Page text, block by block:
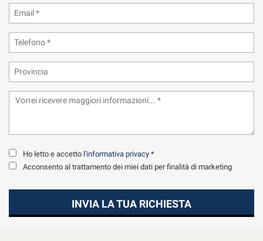
Ho letto e accetto l'informativa privacy *
Acconsento al trattamento dei miei dati per finalità di marketing
INVIA LA TUA RICHIESTA
Cookie necessari
Cookie per il miglioramento dell'esperienza utente
Cookie analitici